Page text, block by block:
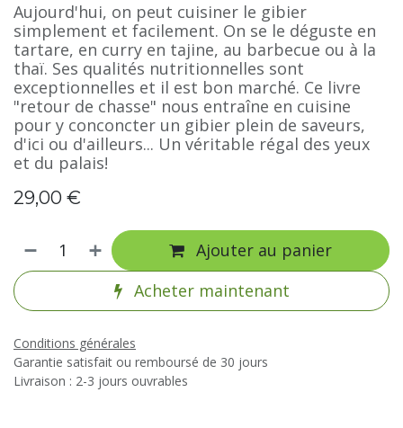
Aujourd'hui, on peut cuisiner le gibier
simplement et facilement. On se le déguste en
tartare, en curry en tajine, au barbecue ou à la
thaï. Ses qualités nutritionnelles sont
exceptionnelles et il est bon marché. Ce livre
"retour de chasse" nous entraîne en cuisine
pour y conconcter un gibier plein de saveurs,
d'ici ou d'ailleurs... Un véritable régal des yeux
et du palais!
29,00 €
Ajouter au panier
Acheter maintenant
Conditions générales
Garantie satisfait ou remboursé de 30 jours
Livraison : 2-3 jours ouvrables